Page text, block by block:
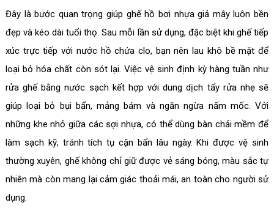
Đây là bước quan trọng giúp ghế hồ bơi nhựa giả mây luôn bền
đẹp và kéo dài tuổi thọ. Sau mỗi lần sử dụng, đặc biệt khi ghế tiếp
xúc trực tiếp với nước hồ chứa clo, bạn nên lau khô bề mặt để
loại bỏ hóa chất còn sót lại. Việc vệ sinh định kỳ hàng tuần như
rửa ghế bằng nước sạch kết hợp với dung dịch tẩy rửa nhẹ sẽ
giúp loại bỏ bụi bẩn, mảng bám và ngăn ngừa nấm mốc. Với
những khe nhỏ giữa các sợi nhựa, có thể dùng bàn chải mềm để
làm sạch kỹ, tránh tích tụ cặn bẩn lâu ngày. Khi được vệ sinh
thường xuyên, ghế không chỉ giữ được vẻ sáng bóng, màu sắc tự
nhiên mà còn mang lại cảm giác thoải mái, an toàn cho người sử
dụng.